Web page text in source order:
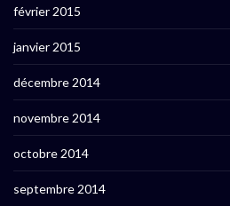
février 2015
janvier 2015
décembre 2014
novembre 2014
octobre 2014
septembre 2014